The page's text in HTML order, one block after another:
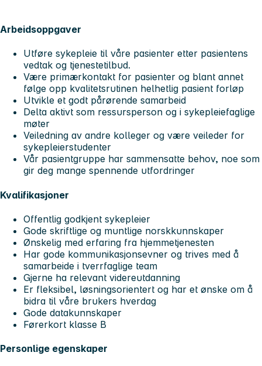
Arbeidsoppgaver
Utføre sykepleie til våre pasienter etter pasientens
vedtak og tjenestetilbud.
Være primærkontakt for pasienter og blant annet
følge opp kvalitetsrutinen helhetlig pasient forløp
Utvikle et godt pårørende samarbeid
Delta aktivt som ressursperson og i sykepleiefaglige
møter
Veiledning av andre kolleger og være veileder for
sykepleierstudenter
Vår pasientgruppe har sammensatte behov, noe som
gir deg mange spennende utfordringer
Kvalifikasjoner
Offentlig godkjent sykepleier
Gode skriftlige og muntlige norskkunnskaper
Ønskelig med erfaring fra hjemmetjenesten
Har gode kommunikasjonsevner og trives med å
samarbeide i tverrfaglige team
Gjerne ha relevant videreutdanning
Er fleksibel, løsningsorientert og har et ønske om å
bidra til våre brukers hverdag
Gode datakunnskaper
Førerkort klasse B
Personlige egenskaper